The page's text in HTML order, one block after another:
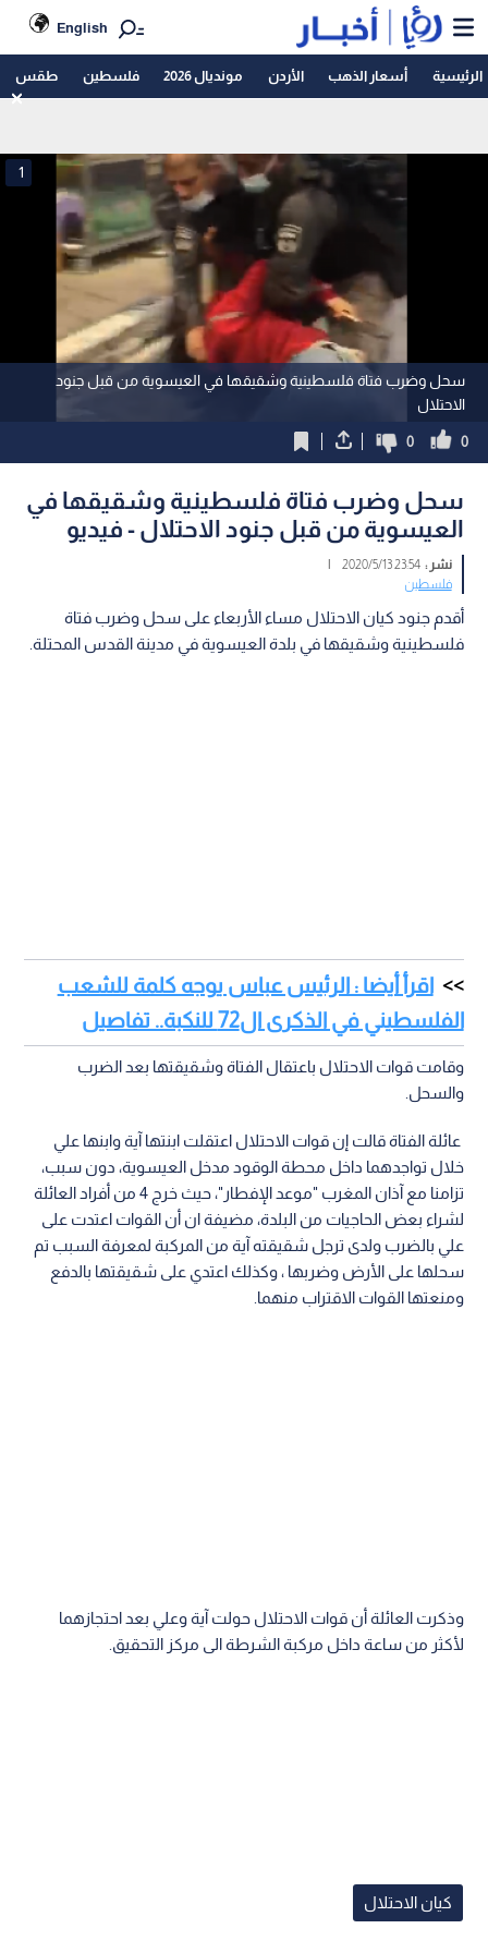
English
الرئيسية أسعار الذهب الأردن مونديال 2026 فلسطين طقس
سحل وضرب فتاة فلسطينية وشقيقها في العيسوية من قبل جنود
الاحتلال
1
0
0
سحل وضرب فتاة فلسطينية وشقيقها في
العيسوية من قبل جنود الاحتلال - فيديو
نشر :23:54 2020/5/13
|
فلسطين
أقدم جنود كيان الاحتلال مساء الأربعاء على سحل وضرب فتاة
فلسطينية وشقيقها في بلدة العيسوية في مدينة القدس المحتلة.
اقرأ أيضا : الرئيس عباس يوجه كلمة للشعب
الفلسطيني في الذكرى ال72 للنكبة.. تفاصيل
وقامت قوات الاحتلال باعتقال الفتاة وشقيقتها بعد الضرب
والسحل.
عائلة الفتاة قالت إن قوات الاحتلال اعتقلت ابنتها آية وابنها علي
خلال تواجدهما داخل محطة الوقود مدخل العيسوية، دون سبب،
تزامنا مع آذان المغرب "موعد الإفطار"، حيث خرج 4 من أفراد العائلة
لشراء بعض الحاجيات من البلدة، مضيفة ان أن القوات اعتدت على
علي بالضرب ولدى ترجل شقيقته آية من المركبة لمعرفة السبب تم
سحلها على الأرض وضربها ، وكذلك اعتدي على شقيقتها بالدفع
ومنعتها القوات الاقتراب منهما.
وذكرت العائلة أن قوات الاحتلال حولت آية وعلي بعد احتجازهما
لأكثر من ساعة داخل مركبة الشرطة الى مركز التحقيق.
كيان الاحتلال